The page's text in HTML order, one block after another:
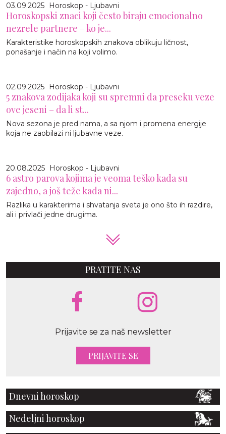
03.09.2025 Horoskop - Ljubavni
Horoskopski znaci koji često biraju emocionalno
nezrele partnere – ko je...
Karakteristike horoskopskih znakova oblikuju ličnost,
ponašanje i način na koji volimo.
02.09.2025 Horoskop - Ljubavni
5 znakova zodijaka koji su spremni da preseku veze
ove jeseni – da li st...
Nova sezona je pred nama, a sa njom i promena energije
koja ne zaobilazi ni ljubavne veze.
20.08.2025 Horoskop - Ljubavni
6 astro parova kojima je veoma teško kada su
zajedno, a još teže kada ni...
Razlika u karakterima i shvatanja sveta je ono što ih razdire,
ali i privlači jedne drugima.
PRATITE NAS
Prijavite se za naš newsletter
PRIJAVITE SE
Dnevni horoskop
Nedeljni horoskop